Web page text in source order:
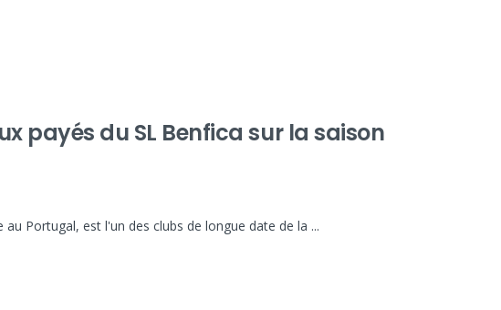
payés du SL Benfica sur la saison
Portugal, est l'un des clubs de longue date de la ...